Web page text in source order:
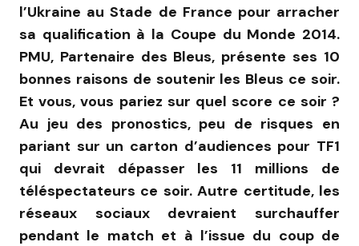
l’Ukraine au Stade de France pour arracher
sa qualification à la Coupe du Monde 2014.
PMU, Partenaire des Bleus, présente ses 10
bonnes raisons de soutenir les Bleus ce soir.
Et vous, vous pariez sur quel score ce soir ?
Au jeu des pronostics, peu de risques en
pariant sur un carton d’audiences pour TF1
qui devrait dépasser les 11 millions de
téléspectateurs ce soir. Autre certitude, les
réseaux sociaux devraient surchauffer
pendant le match et à l’issue du coup de